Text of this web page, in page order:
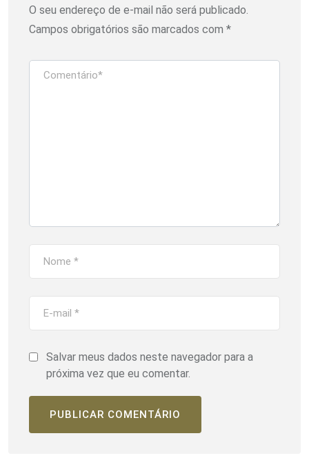
O seu endereço de e-mail não será publicado.
Campos obrigatórios são marcados com *
Salvar meus dados neste navegador para a
próxima vez que eu comentar.